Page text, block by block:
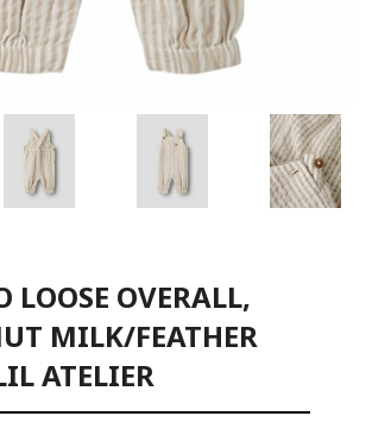
LOOSE OVERALL,
MILK/FEATHER
ATELIER